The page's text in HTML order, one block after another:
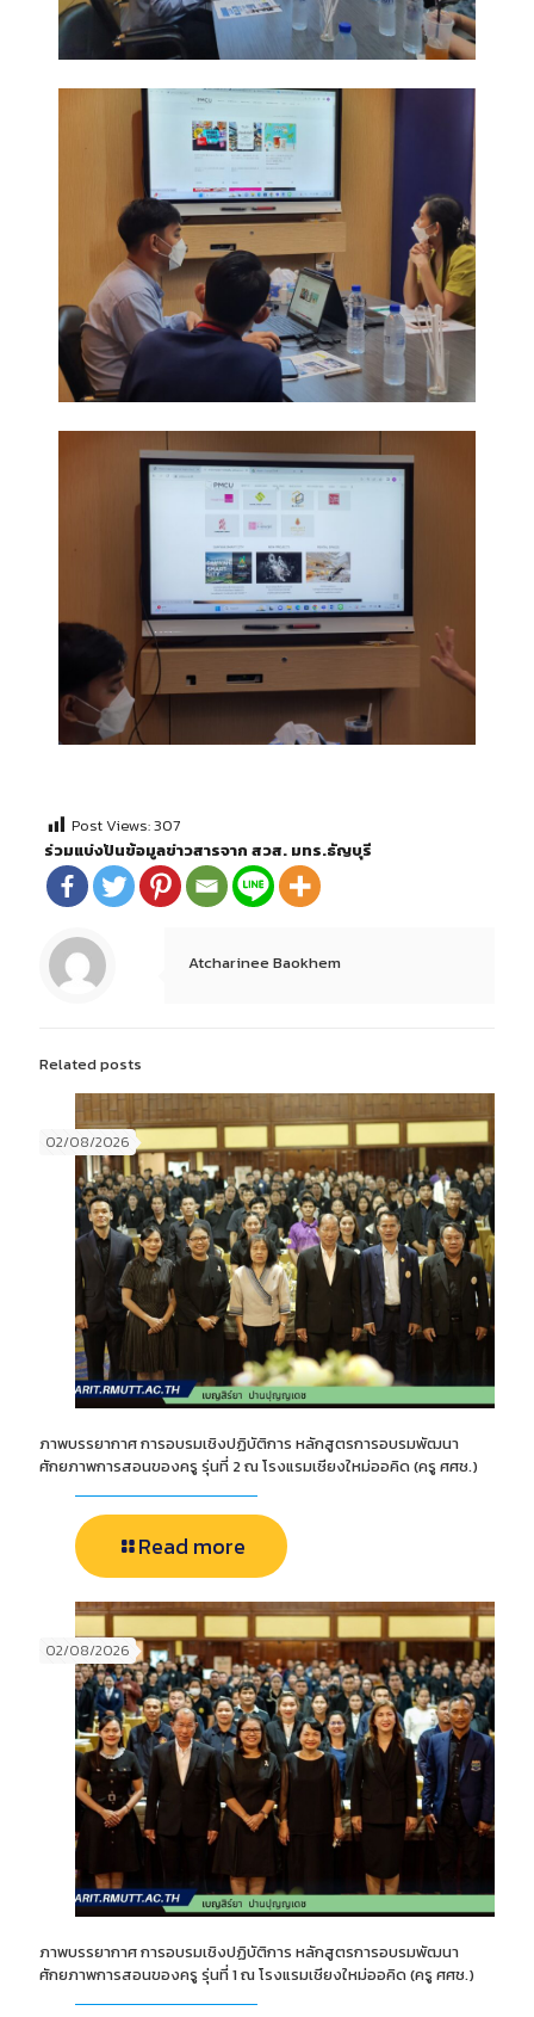
Post Views:307
ร่วมแบ่งปันข้อมูลข่าวสารจาก สวส. มทร.ธัญบุรี
Atcharinee Baokhem
Related posts
02/08/2026
ภาพบรรยากาศ การอบรมเชิงปฏิบัติการ หลักสูตรการอบรมพัฒนา
ศักยภาพการสอนของครู รุ่นที่ 2 ณ โรงแรมเชียงใหม่ออคิด (ครู ศศช.)
Read more
02/08/2026
ภาพบรรยากาศ การอบรมเชิงปฏิบัติการ หลักสูตรการอบรมพัฒนา
ศักยภาพการสอนของครู รุ่นที่ 1 ณ โรงแรมเชียงใหม่ออคิด (ครู ศศช.)